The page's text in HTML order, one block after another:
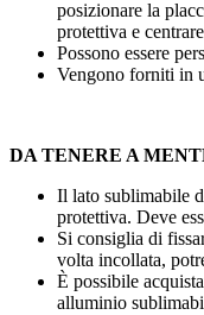
posizionare la
protettiva e
Possono essere
Vengono forniti in
DA TENERE A
Il lato sublimabile
protettiva. Deve
Si consiglia di
volta incollata,
È possibile
alluminio